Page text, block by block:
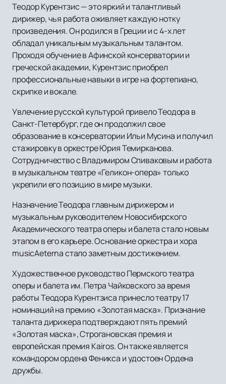
Теодор Курентзис — это яркий и талантливый
дирижер, чья работа оживляет каждую нотку
произведения. Он родился в Греции и c 4-х лет
обладал уникальным музыкальным талантом.
Проходя обучение в Афинской консерватории и
греческой академии, Курентзис приобрел
профессиональные навыки в игре на фортепиано,
скрипке и вокале.
Увлечение русской культурой привело Теодора в
Санкт-Петербург, где он продолжил свое
образование в консерватории Ильи Мусина и получил
стажировку в оркестре Юрия Темирканова.
Сотрудничество с Владимиром Спиваковым и работа
в музыкальном театре «Геликон-опера» только
укрепили его позицию в мире музыки.
Назначение Теодора главным дирижером и
музыкальным руководителем Новосибирского
Академического театра оперы и балета стало новым
этапом в его карьере. Основание оркестра и хора
musicAeterna стало заметным достижением.
Художественное руководство Пермского театра
оперы и балета им. Петра Чайковского за время
работы Теодора Курентзиса принесло театру 17
номинаций на премию «Золотая маска». Признание
таланта дирижера подтверждают пять премий
«Золотая маска», Строгановская премия и
европейская премия Kairos. Он также является
командором ордена Феникса и удостоен Ордена
дружбы.